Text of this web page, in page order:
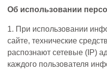
Об использовании
1. При использовании
сайте, технические
распознают сетевые (IP)
каждого пользователя